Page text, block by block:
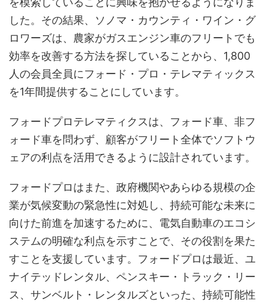
した。その結果、ソノマ・カウンティ・ワイン・グ
ロワーズは、農家がガスエンジン車のフリートでも
効率を改善する方法を探していることから、1,800
人の会員全員にフォード・プロ・テレマティックス
を1年間提供することにしています。
フォードプロテレマティクスは、フォード車、非フ
ォード車を問わず、顧客がフリート全体でソフトウ
ェアの利点を活用できるように設計されています。
フォードプロはまた、政府機関やあらゆる規模の企
業が気候変動の緊急性に対処し、持続可能な未来に
向けた前進を加速するために、電気自動車のエコシ
ステムの明確な利点を示すことで、その役割を果た
すことを支援しています。フォードプロは最近、ユ
ナイテッドレンタル、ペンスキー・トラック・リー
ス、サンベルト・レンタルズといった、持続可能性